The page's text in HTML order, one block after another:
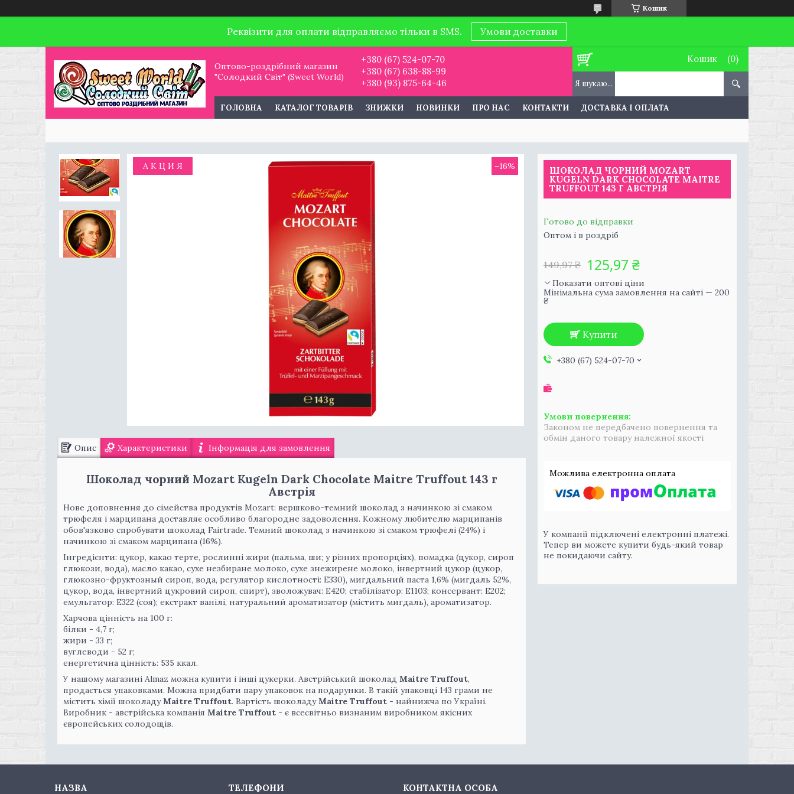
Кошик
Реквізити для оплати відправляємо тільки в SMS. Умови доставки
Оптово-роздрібний магазин
"Солодкий Світ" (Sweet World)
+380 (67) 524-07-70
+380 (67) 638-88-99
+380 (93) 875-64-46
Кошик
ГОЛОВНА КАТАЛОГ ТОВАРІВ ЗНИЖКИ НОВИНКИ ПРО НАС КОНТАКТИ ДОСТАВКА І ОПЛАТА
А К Ц И Я –16%
Опис Характеристики Інформація для замовлення
Шоколад чорний Mozart Kugeln Dark Chocolate Maitre Truffout 143 г
Австрія
Нове доповнення до сімейства продуктів Mozart: вершково-темний шоколад з начинкою зі смаком
трюфеля і марципана доставляє особливо благородне задоволення. Кожному любителю марципанів
обов'язково спробувати шоколад Fairtrade. Темний шоколад з начинкою зі смаком трюфелі (24%) і
начинкою зі смаком марципана (16%).
Інгредієнти: цукор, какао терте, рослинні жири (пальма, ши; у різних пропорціях), помадка (цукор, сироп
глюкози, вода), масло какао, сухе незбиране молоко, сухе знежирене молоко, інвертний цукор (цукор,
глюкозно-фруктозный сироп, вода, регулятор кислотності: E330), мигдальний паста 1,6% (мигдаль 52%,
цукор, вода, інвертний цукровий сироп, спирт), зволожувач: E420; стабілізатор: E1103; консервант: E202;
емульгатор: E322 (соя); екстракт ванілі, натуральний ароматизатор (містить мигдаль), ароматизатор.
Харчова цінність на 100 г:
білки - 4,7 г;
жири - 33 г;
вуглеводи - 52 г;
енергетична цінність: 535 ккал.
У нашому магазині Almaz можна купити і інші цукерки. Австрійський шоколад Maitre Truffout,
продається упаковками. Можна придбати пару упаковок на подарунки. В такій упаковці 143 грами не
містить хімії шоколадуMaitre Truffout. Вартість шоколадуMaitre Truffout - найнижча по Україні.
Виробник - австрійська компанія Maitre Truffout - є всесвітньо визнаним виробником якісних
європейських солодощів.
ШОКОЛАД ЧОРНИЙ MOZART
KUGELN DARK CHOCOLATE MAITRE
TRUFFOUT 143 Г АВСТРІЯ
Готово до відправки
Оптом і в роздріб
149,97 ₴ 125,97 ₴
Показати оптові ціни
Мінімальна сума замовлення на сайті — 200
₴
Купити
+380 (67) 524-07-70
Законом не передбачено повернення та
обмін даного товару належної якості
У компанії підключені електронні платежі.
Тепер ви можете купити будь-який товар
не покидаючи сайту.